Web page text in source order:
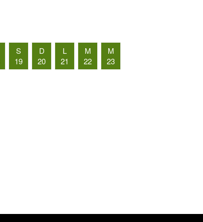
S
19
D
20
L
21
M
22
M
23